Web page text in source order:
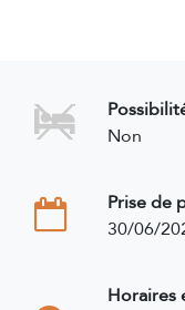
Non
Prise de
30/06/
Horaires